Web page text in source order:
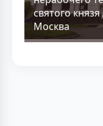
святого
Москва